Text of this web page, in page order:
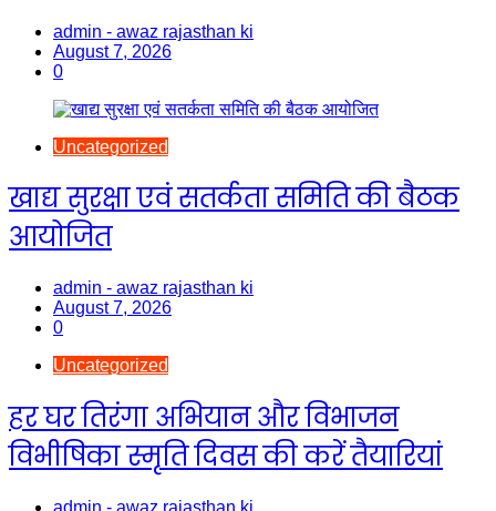
admin - awaz rajasthan ki
August 7, 2026
0
Uncategorized
खाद्य सुरक्षा एवं सतर्कता समिति की बैठक
आयोजित
admin - awaz rajasthan ki
August 7, 2026
0
Uncategorized
हर घर तिरंगा अभियान और विभाजन
विभीषिका स्मृति दिवस की करें तैयारियां